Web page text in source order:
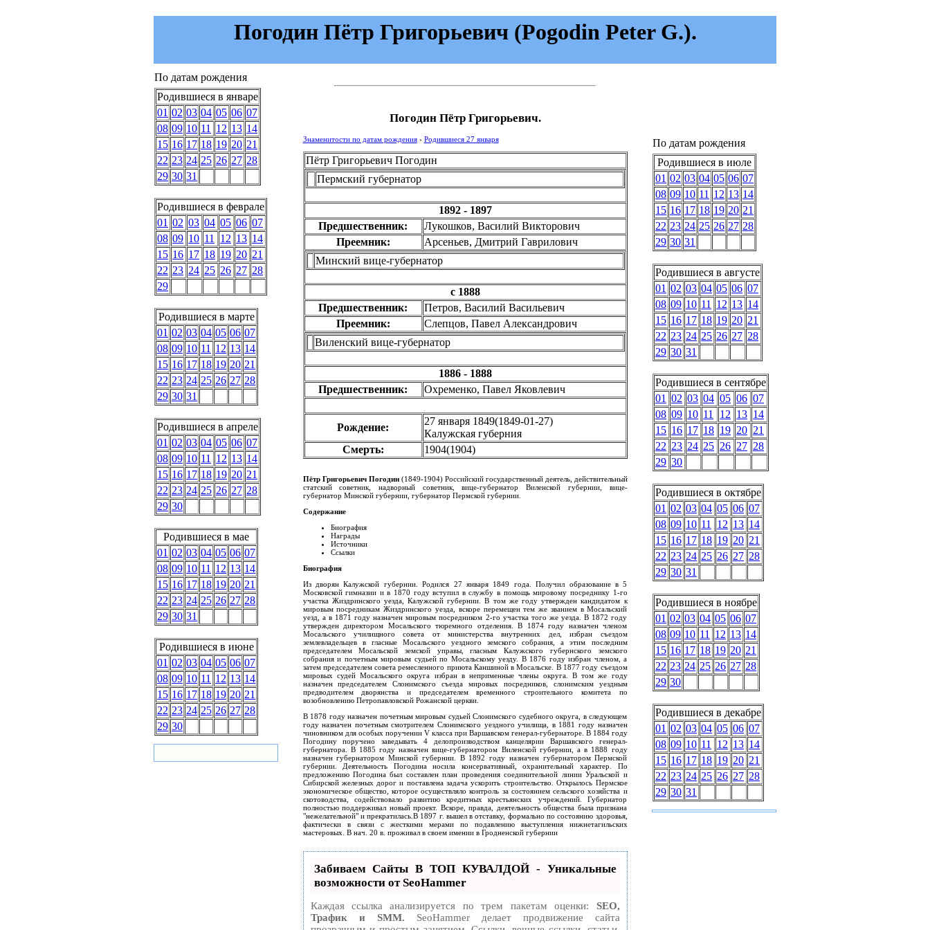
Погодин Пётр Григорьевич (Pogodin Peter G.).
По датам рождения
Родившиеся в январе
01 02 03 04 05 06 07
08 09 10 11 12 13 14
15 16 17 18 19 20 21
22 23 24 25 26 27 28
29 30 31
Родившиеся в феврале
01 02 03 04 05 06 07
08 09 10 11 12 13 14
15 16 17 18 19 20 21
22 23 24 25 26 27 28
29
Родившиеся в марте
01 02 03 04 05 06 07
08 09 10 11 12 13 14
15 16 17 18 19 20 21
22 23 24 25 26 27 28
29 30 31
Родившиеся в апреле
01 02 03 04 05 06 07
08 09 10 11 12 13 14
15 16 17 18 19 20 21
22 23 24 25 26 27 28
29 30
Родившиеся в мае
01 02 03 04 05 06 07
08 09 10 11 12 13 14
15 16 17 18 19 20 21
22 23 24 25 26 27 28
29 30 31
Родившиеся в июне
01 02 03 04 05 06 07
08 09 10 11 12 13 14
15 16 17 18 19 20 21
22 23 24 25 26 27 28
29 30
Погодин Пётр Григорьевич.
Знаменитости по датам рождения› Родившиеся 27 января
Пётр Григорьевич Погодин
Пермский губернатор
1892 - 1897
Предшественник:
Лукошков, Василий Викторович
Преемник:
Арсеньев, Дмитрий Гаврилович
Минский вице-губернатор
с 1888
Предшественник:
Петров, Василий Васильевич
Преемник:
Слепцов, Павел Александрович
Виленский вице-губернатор
1886 - 1888
Предшественник:
Охременко, Павел Яковлевич
Рождение:
27 января 1849(1849-01-27)
Калужская губерния
Смерть:
1904(1904)
Пётр Григорьевич Погодин(1849-1904) Российский государственный деятель, действительный
статский советник, надворный советник, вице-губернатор Виленской губернии, вице-
губернатор Минской губернии, губернатор Пермской губернии.
Содержание
Биография
Награды
Источники
Ссылки
Биография
Из дворян Калужской губернии. Родился 27 января 1849 года. Получил образование в 5
Московской гимназии и в 1870 году вступил в службу в помощь мировому посреднику 1-го
участка Жиздринского уезда, Калужской губернии. В том же году утвержден кандидатом к
мировым посредникам Жиздринского уезда, вскоре перемещен тем же званием в Мосальский
уезд, а в 1871 году назначен мировым посредником 2-го участка того же уезда. В 1872 году
утвержден директором Мосальского тюремного отделения. В 1874 году назначен членом
Мосальского училищного совета от министерства внутренних дел, избран съездом
землевладельцев в гласные Мосальского уездного земского собрания, а этим последним
председателем Мосальской земской управы, гласным Калужского губернского земского
собрания и почетным мировым судьей по Мосальскому уезду. В 1876 году избран членом, а
затем председателем совета ремесленного приюта Каншиной в Мосальске. В 1877 году съездом
мировых судей Мосальского округа избран в неприменные члены округа. В том же году
назначен председателем Слонимского съезда мировых посредников, слонимским уездным
предводителем дворянства и председателем временного строительного комитета по
возобновлению Петропавловской Рожанской церкви.
В 1878 году назначен почетным мировым судьей Слонимского судебного округа, в следующем
году назначен почетным смотрителем Слонимского уездного училища, в 1881 году назначен
чиновником для особых поручении V класса при Варшавском генерал-губернаторе. В 1884 году
Погодину поручено заведывать 4 делопроизводством канцелярии Варшавского генерал-
губернатора. В 1885 году назначен вице-губернатором Виленской губернии, а в 1888 году
назначен губернатором Минской губернии. В 1892 году назначен губернатором Пермской
губернии. Деятельность Погодина носила консервативный, охранительный характер. По
предложению Погодина был составлен план проведения соединительной линии Уральской и
Сибирской железных дорог и поставлена задача ускорить строительство. Открылось Пермское
экономическое общество, которое осуществляло контроль за состоянием сельского хозяйства и
скотоводства, содействовало развитию кредитных крестьянских учреждений. Губернатор
полностью поддерживал новый проект. Вскоре, правда, деятельность общества была признана
"нежелательной" и прекратилась.В 1897 г. вышел в отставку, формально по состоянию здоровья,
фактически в связи с жесткими мерами по подавлению выступления нижнетагильских
мастеровых. В нач. 20 в. проживал в своем имении в Гродненской губернии
Забиваем Сайты В ТОП КУВАЛДОЙ - Уникальные
возможности от SeoHammer
Каждая ссылка анализируется по трем пакетам оценки: SEO,
Трафик и SMM. SeoHammer делает продвижение сайта
По датам рождения
Родившиеся в июле
01 02 03 04 05 06 07
08 09 10 11 12 13 14
15 16 17 18 19 20 21
22 23 24 25 26 27 28
29 30 31
Родившиеся в августе
01 02 03 04 05 06 07
08 09 10 11 12 13 14
15 16 17 18 19 20 21
22 23 24 25 26 27 28
29 30 31
Родившиеся в сентябре
01 02 03 04 05 06 07
08 09 10 11 12 13 14
15 16 17 18 19 20 21
22 23 24 25 26 27 28
29 30
Родившиеся в октябре
01 02 03 04 05 06 07
08 09 10 11 12 13 14
15 16 17 18 19 20 21
22 23 24 25 26 27 28
29 30 31
Родившиеся в ноябре
01 02 03 04 05 06 07
08 09 10 11 12 13 14
15 16 17 18 19 20 21
22 23 24 25 26 27 28
29 30
Родившиеся в декабре
01 02 03 04 05 06 07
08 09 10 11 12 13 14
15 16 17 18 19 20 21
22 23 24 25 26 27 28
29 30 31